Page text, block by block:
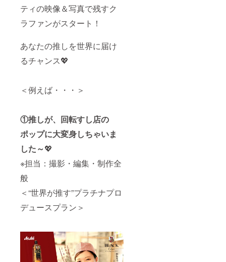
ティの映像＆写真で残すク
ラファンがスタート！
あなたの推しを世界に届け
るチャンス💖
＜例えば・・・＞
①推しが、回転すし店の
ポップに大変身しちゃいま
した～💖
※担当：撮影・編集・制作全
般
＜“世界が推す”プラチナプロ
デュースプラン＞